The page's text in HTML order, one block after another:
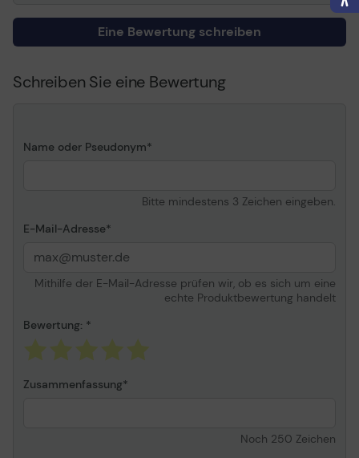
Eine Bewertung schreiben
Schreiben Sie eine Bewertung
Name oder Pseudonym
Bitte mindestens 3 Zeichen eingeben.
E-Mail-Adresse
Mithilfe der E-Mail-Adresse prüfen wir, ob es sich um eine
echte Produktbewertung handelt
Bewertung:
Zusammenfassung
Noch 250 Zeichen